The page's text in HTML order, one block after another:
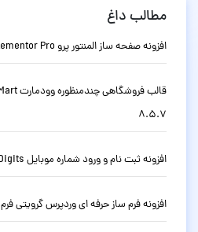
مطالب داغ
افزونه صفحه ساز المنتور پرو Elementor Pro وردپرس نسخه 4.2.1
8.5.7
افزونه ثبت نام و ورود شماره موبایل Digits وردپرس نسخه 9.2
افزونه فرم ساز حرفه ای وردپرس گرویتی فرم Gravity Forms نسخه 3.0.1